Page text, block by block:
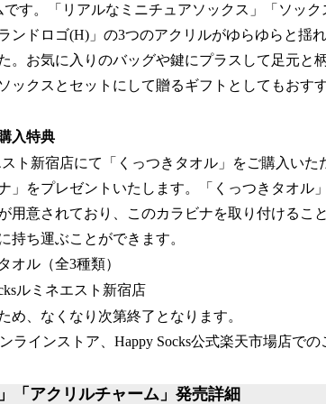
す。「リアルなミニチュアソックス」「ソック
ンドロゴ(H)」の3つのアクリルがゆらゆらと揺
。お気に入りのバッグや鍵にプラスして足元と
ックスとセットにして贈るギフトとしてもおすす
入特典
スト新宿店にて「くっつきタオル」をご購入い
」をプレゼントいたします。「くっつきタオル
用意されており、このカラビナを取り付けるこ
持ち運ぶことができます。
オル（全3種類）
ルミネエスト新宿店
、なくなり次第終了となります。
ラインストア、Happy Socks公式楽天市場店での
「アクリルチャーム」発売詳細